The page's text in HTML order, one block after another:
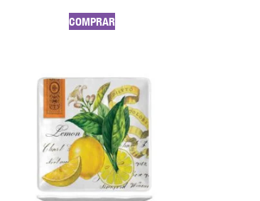
COMPRAR